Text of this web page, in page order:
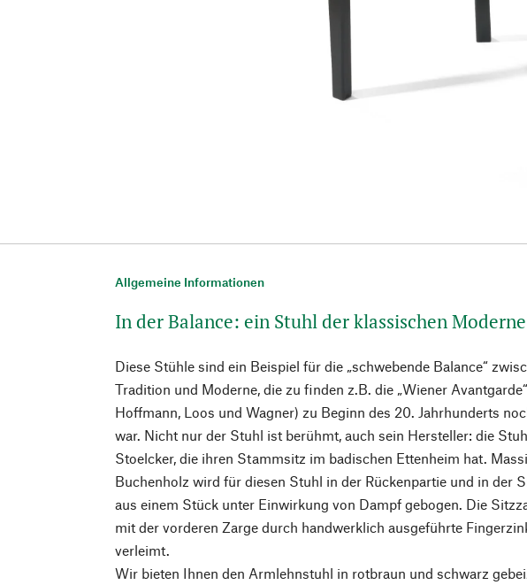
Allgemeine Informationen
In der Balance: ein Stuhl der klassischen Moderne
Diese Stühle sind ein Beispiel für die „schwebende Balance“
Tradition und Moderne, die zu finden z.B. die „Wiener
Hoffmann, Loos und Wagner) zu Beginn des 20. Jahrhunderts
war. Nicht nur der Stuhl ist berühmt, auch sein Hersteller: die
Stoelcker, die ihren Stammsitz im badischen Ettenheim hat.
Buchenholz wird für diesen Stuhl in der Rückenpartie und in der
aus einem Stück unter Einwirkung von Dampf gebogen. Die
mit der vorderen Zarge durch handwerklich ausgeführte
verleimt.
Wir bieten Ihnen den Armlehnstuhl in rotbraun und schwarz